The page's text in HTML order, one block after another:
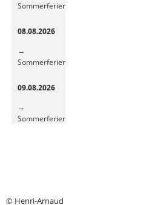
Sommerferien
08.08.2026
Sommerferien
09.08.2026
Sommerferien
© Henri-Arnaud